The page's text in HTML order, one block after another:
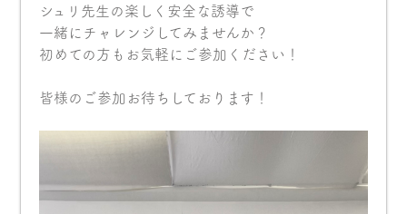
シュリ先生の楽しく安全な誘導で
一緒にチャレンジしてみませんか？
初めての方もお気軽にご参加ください！
皆様のご参加お待ちしております！